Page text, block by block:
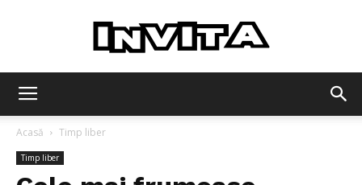
Acasă Timp liber
Timp liber